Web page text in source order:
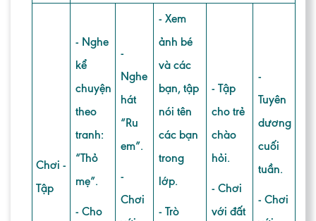
Chơi -
Tập
- Nghe
kể
chuyện
theo
tranh:
“Thỏ
mẹ”.
- Cho
-
Nghe
hát
“Ru
em”.
-
Chơi
- Xem
ảnh bé
và các
bạn, tập
nói tên
các bạn
trong
lớp.
- Trò
- Tập
cho trẻ
chào
hỏi.
- Chơi
với đất
-
Tuyên
dương
cuối
tuần.
- Chơi